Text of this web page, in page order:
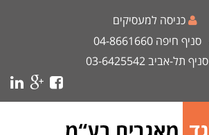
כניסה למעסיקים
סניף חיפה 04-8661660
סניף תל-אביב03-6425542